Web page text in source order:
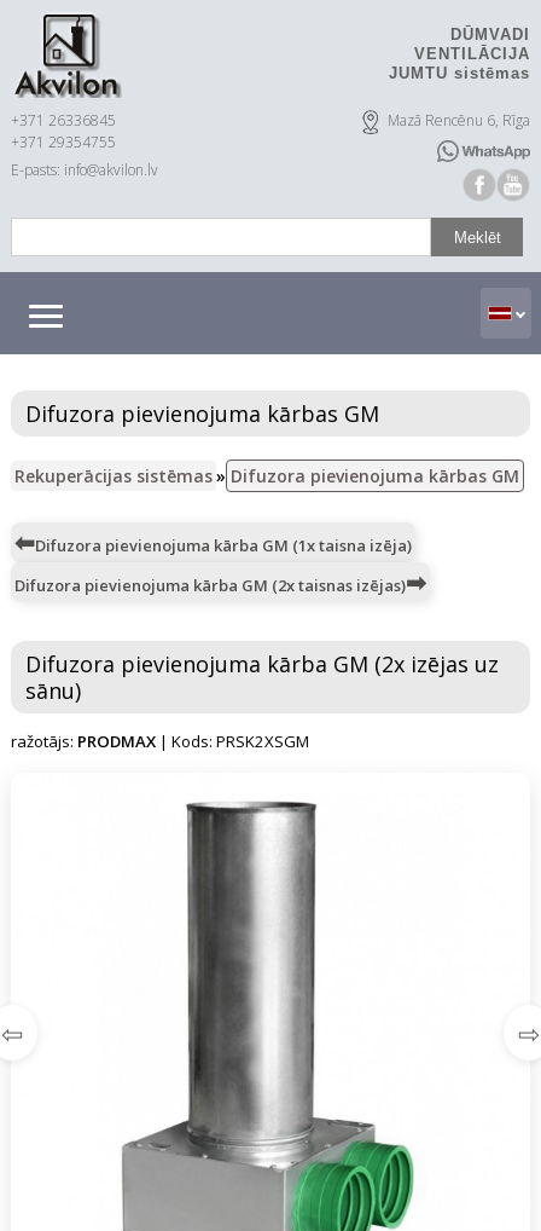
DŪMVADI
VENTILĀCIJA
JUMTU sistēmas
+371 26336845
+371 29354755
E-pasts: info@akvilon.lv
Mazā Rencēnu 6, Rīga
Difuzora pievienojuma kārbas GM
Rekuperācijas sistēmas» Difuzora pievienojuma kārbas GM
Difuzora pievienojuma kārba GM (1x taisna izēja)
Difuzora pievienojuma kārba GM (2x taisnas izējas)
Difuzora pievienojuma kārba GM (2x izējas uz
sānu)
ražotājs: PRODMAX | Kods: PRSK2XSGM
⇦ ⇨